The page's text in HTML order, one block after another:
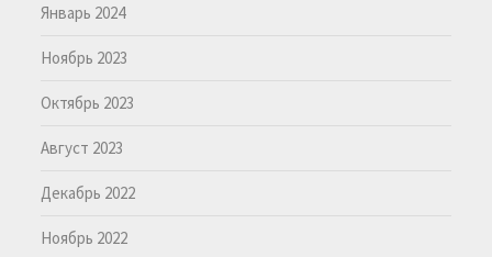
Январь 2024
Ноябрь 2023
Октябрь 2023
Август 2023
Декабрь 2022
Ноябрь 2022